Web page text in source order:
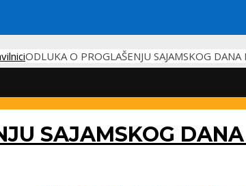
ODLUKA O PROGLAŠENJU SAJAMSKOG
SAJAMSKOG